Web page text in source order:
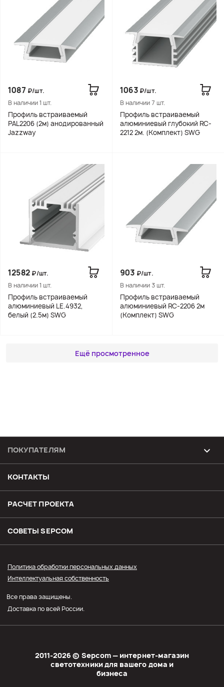
1087 ₽/шт.
В наличии 1 шт.
Профиль встраиваемый
PAL2206 (2м) анодированный
Jazzway
1063 ₽/шт.
В наличии 7 шт.
Профиль встраиваемый
алюминиевый глубокий RC-
2212 2м. (Комплект) SWG
12582 ₽/шт.
В наличии 1 шт.
Профиль встраиваемый
алюминиевый LE.4932,
белый (2.5м) SWG
903 ₽/шт.
В наличии 3 шт.
Профиль встраиваемый
алюминиевый RC-2206 2м
(Комплект) SWG
Ещё просмотренное
ПОКУПАТЕЛЯМ
Возврат и обмен товара
Доставка
Оплата
Оптовым покупателям
Личный кабинет
КОНТАКТЫ
РАСЧЕТ ПРОЕКТА
СОВЕТЫ SЕPCOM
2011-2026 © Sеpcom — интернет-магазин
светотехники для вашего дома и
бизнеса
Политика обработки персональных данных
Интеллектуальная собственность
Все права защищены.
Доставка по всей России.